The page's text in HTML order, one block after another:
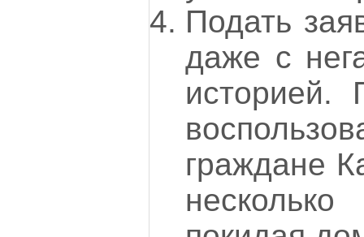
Подать
даже с
историей.
граждане